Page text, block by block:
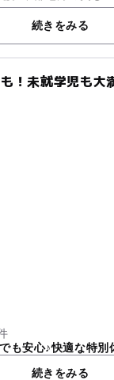
千鳥ヶ浜」を中心
る...続きをみる
！未就学児も大
も安心♪快適な特別
続きをみる